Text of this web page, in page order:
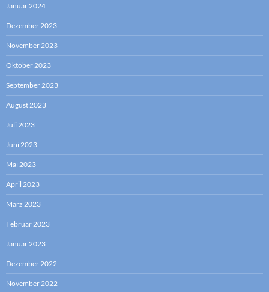
Januar 2024
Dezember 2023
November 2023
Oktober 2023
September 2023
August 2023
Juli 2023
Juni 2023
Mai 2023
April 2023
März 2023
Februar 2023
Januar 2023
Dezember 2022
November 2022